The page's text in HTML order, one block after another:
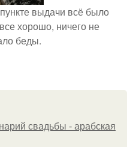
выдачи всё было
хорошо, ничего не
беды.
свадьбы - арабская